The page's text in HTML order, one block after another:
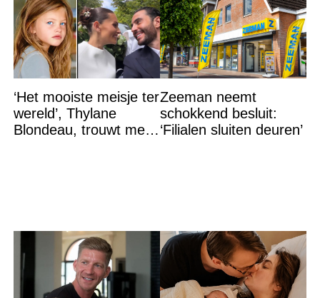
‘Het mooiste meisje ter
wereld’, Thylane
Blondeau, trouwt met
Zeeman neemt
schokkend besluit:
‘Filialen sluiten deuren’